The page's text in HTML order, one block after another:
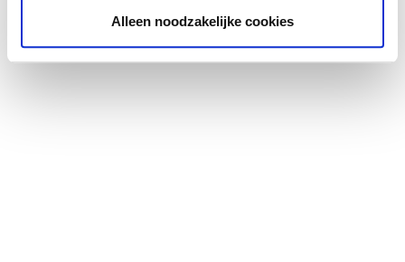
Alleen noodzakelijke cookies